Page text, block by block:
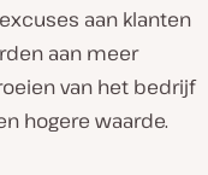
aan klanten
aan meer
van het bedrijf
hogere waarde.